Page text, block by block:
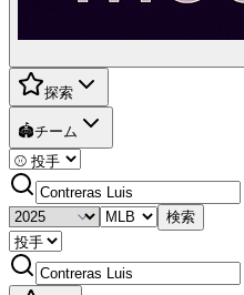
探索
🏟️チーム
検索